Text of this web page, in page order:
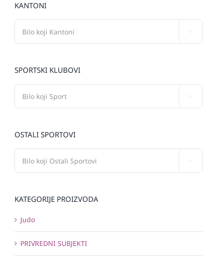
KANTONI
SPORTSKI KLUBOVI
OSTALI SPORTOVI
KATEGORIJE PROIZVODA
Judo
PRIVREDNI SUBJEKTI